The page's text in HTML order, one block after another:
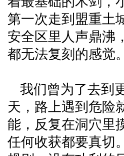
第一次走到盟重土
安全区里人声鼎沸
都无法复刻的感觉。
我们曾为了去到
天，路上遇到危险
能，反复在洞穴里
任何收获都要真切